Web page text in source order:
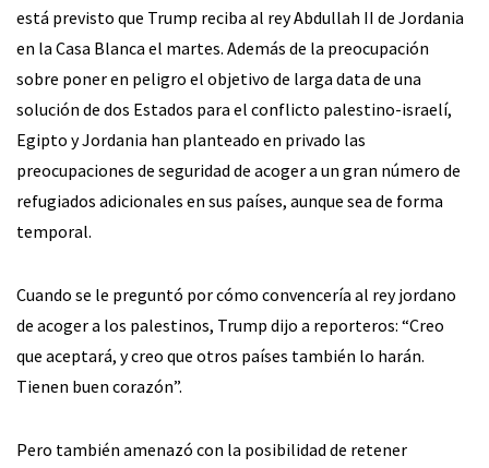
está previsto que Trump reciba al rey Abdullah II de Jordania
en la Casa Blanca el martes. Además de la preocupación
sobre poner en peligro el objetivo de larga data de una
solución de dos Estados para el conflicto palestino-israelí,
Egipto y Jordania han planteado en privado las
preocupaciones de seguridad de acoger a un gran número de
refugiados adicionales en sus países, aunque sea de forma
temporal.
Cuando se le preguntó por cómo convencería al rey jordano
de acoger a los palestinos, Trump dijo a reporteros: “Creo
que aceptará, y creo que otros países también lo harán.
Tienen buen corazón”.
Pero también amenazó con la posibilidad de retener